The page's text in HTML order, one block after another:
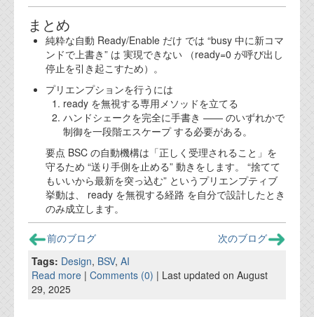
まとめ
純粋な自動 Ready/Enable だけ では “busy 中に新コマ
ンドで上書き” は 実現できない （ready=0 が呼び出し
停止を引き起こすため）。
プリエンプションを行うには
ready を無視する専用メソッドを立てる
ハンドシェークを完全に手書き —— のいずれかで
制御を一段階エスケープ する必要がある。
要点 BSC の自動機構は「正しく受理されること」を
守るため “送り手側を止める” 動きをします。 “捨てて
もいいから最新を突っ込む” というプリエンプティブ
挙動は、 ready を無視する経路 を自分で設計したとき
のみ成立します。
前のブログ
次のブログ
Tags: Design, BSV, AI
Read more | Comments (0) | Last updated on August
29, 2025